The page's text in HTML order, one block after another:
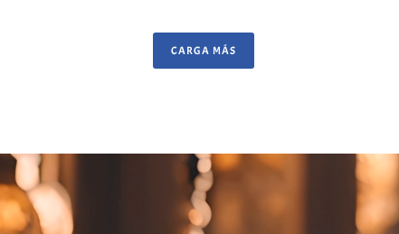
CARGA MÁS